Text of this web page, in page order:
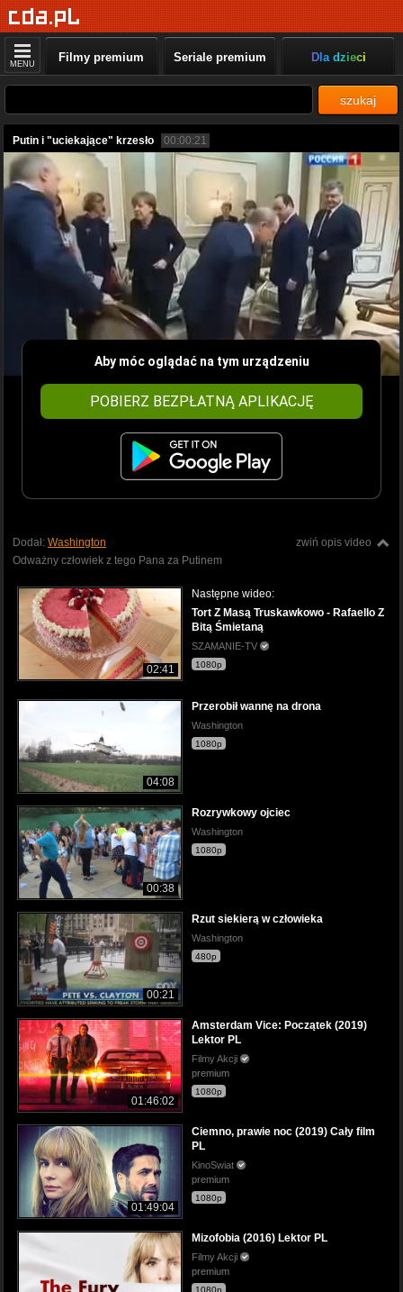
MENU Filmy premium Seriale premium Dla dzieci
szukaj
Putin i "uciekające" krzesło 00:00:21
Aby móc oglądać na tym urządzeniu
POBIERZ BEZPŁATNĄ APLIKACJĘ
zwiń opis video
Dodał: Washington
Odważny człowiek z tego Pana za Putinem
02:41
Następne wideo:
Tort Z Masą Truskawkowo - Rafaello Z
Bitą Śmietaną
SZAMANIE-TV
1080p
04:08
Przerobił wannę na drona
Washington
1080p
00:38
Rozrywkowy ojciec
Washington
1080p
00:21
Rzut siekierą w człowieka
Washington
480p
01:46:02
Amsterdam Vice: Początek (2019)
Lektor PL
Filmy Akcji
premium
1080p
01:49:04
Ciemno, prawie noc (2019) Cały film
PL
KinoSwiat
premium
1080p
Mizofobia (2016) Lektor PL
Filmy Akcji
premium